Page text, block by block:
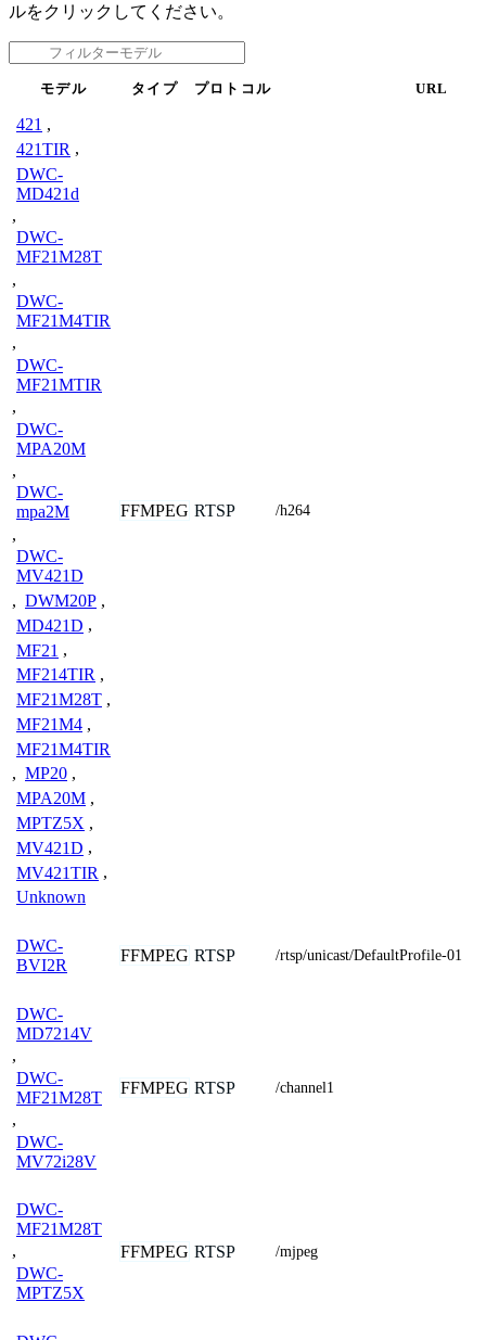
ルをクリックしてください。
モデル タイプ プロトコル URL
421 ,
421TIR ,
DWC-
MD421d
,
DWC-
MF21M28T
,
DWC-
MF21M4TIR
,
DWC-
MF21MTIR
,
DWC-
MPA20M
,
DWC-
mpa2M
,
DWC-
MV421D
, DWM20P ,
MD421D ,
MF21 ,
MF214TIR ,
MF21M28T ,
MF21M4 ,
MF21M4TIR
, MP20 ,
MPA20M ,
MPTZ5X ,
MV421D ,
MV421TIR ,
Unknown
FFMPEG RTSP /h264
DWC-
BVI2R
FFMPEG RTSP /rtsp/unicast/DefaultProfile-01
DWC-
MD7214V
,
DWC-
MF21M28T
,
DWC-
MV72i28V
FFMPEG RTSP /channel1
DWC-
MF21M28T
,
DWC-
MPTZ5X
FFMPEG RTSP /mjpeg